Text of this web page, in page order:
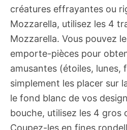
créatures effrayantes ou
Mozzarella, utilisez les 4
Mozzarella. Vous pouvez
emporte-pièces pour
amusantes (étoiles, lunes,
simplement les placer sur
le fond blanc de vos
bouche, utilisez les 4 gros
Coupez-les en fines